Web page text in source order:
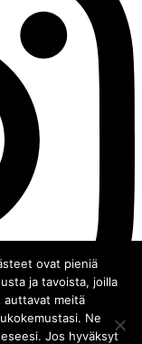
ovat pieniä
ja tavoista, joilla
auttavat meitä
Ne
Jos hyväksyt